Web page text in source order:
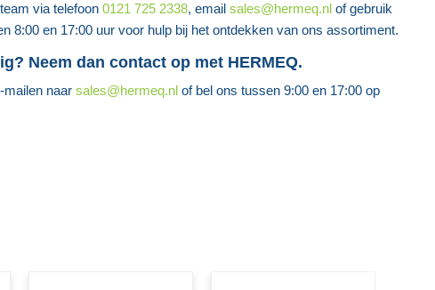
via telefoon 0121 725 2338, email sales@hermeq.nl of gebruik
8:00 en 17:00 uur voor hulp bij het ontdekken van ons assortiment.
Neem dan contact op met HERMEQ.
mailen naar sales@hermeq.nl of bel ons tussen 9:00 en 17:00 op